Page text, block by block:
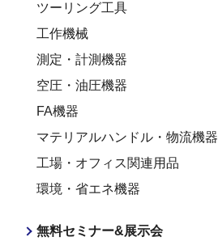
ツーリング工具
工作機械
測定・計測機器
空圧・油圧機器
FA機器
マテリアルハンドル・物流機器
工場・オフィス関連用品
環境・省エネ機器
無料セミナー&展示会